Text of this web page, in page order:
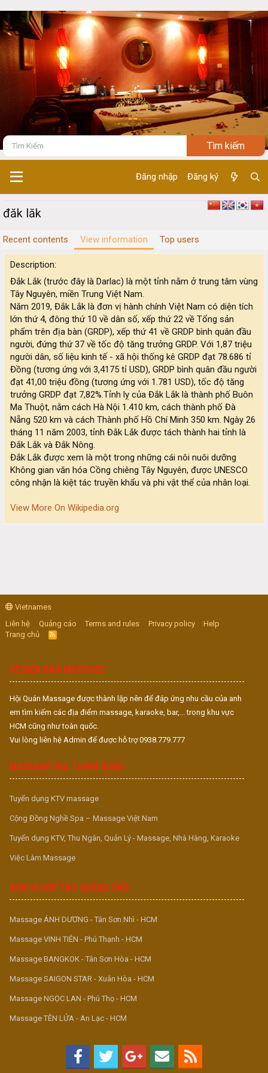
Đăng nhập Đăng ký
đăk lăk
Recent contents View information Top users
Description
Đắk Lắk (trước đây là Darlac) là một tỉnh nằm ở trung tâm vùng
Tây Nguyên, miền Trung Việt Nam.
Năm 2019, Đắk Lắk là đơn vị hành chính Việt Nam có diện tích
lớn thứ 4, đông thứ 10 về dân số, xếp thứ 22 về Tổng sản
phẩm trên địa bàn (GRDP), xếp thứ 41 về GRDP bình quân đầu
người, đứng thứ 37 về tốc độ tăng trưởng GRDP. Với 1,87 triệu
người dân, số liệu kinh tế - xã hội thống kê GRDP đạt 78.686 tỉ
Đồng (tương ứng với 3,4175 tỉ USD), GRDP bình quân đầu người
đạt 41,00 triệu đồng (tương ứng với 1.781 USD), tốc độ tăng
trưởng GRDP đạt 7,82%.Tỉnh lỵ của Đắk Lắk là thành phố Buôn
Ma Thuột, nằm cách Hà Nội 1.410 km, cách thành phố Đà
Nẵng 520 km và cách Thành phố Hồ Chí Minh 350 km. Ngày 26
tháng 11 năm 2003, tỉnh Đắk Lắk được tách thành hai tỉnh là
Đắk Lắk và Đắk Nông.
Đắk Lắk được xem là một trong những cái nôi nuôi dưỡng
Không gian văn hóa Cồng chiêng Tây Nguyên, được UNESCO
công nhận là kiệt tác truyền khẩu và phi vật thể của nhân loại.
View More On Wikipedia.org
Vietnames
Liên hệ
Quảng cáo Terms and rules Privacy policy
Help
Trang chủ
R
S
VỀ DIỄN ĐÀN MASSAGE
Hội Quán Massage được thành lập nên để đáp ứng nhu cầu của anh
em tìm kiếm các địa điểm massage, karaoke, bar,... trong khu vực
HCM cũng như toàn quốc.
Vui lòng liên hệ Admin để được hỗ trợ 0938.779.777
MASSAGE VUA TUYỂN DỤNG
Tuyển dụng KTV massage
Cộng Đồng Nghề Spa – Massage Việt Nam
Tuyển dụng KTV, Thu Ngân, Quản Lý - Massage, Nhà Hàng, Karaoke
Việc Làm Massage
ĐƠN VỊ HỢP TÁC QUẢNG CÁO
Massage ÁNH DƯƠNG - Tân Sơn Nhì - HCM
Massage VINH TIÊN - Phú Thạnh - HCM
Massage BANGKOK - Tân Sơn Hòa - HCM
Massage SAIGON STAR - Xuân Hòa - HCM
Massage NGỌC LAN - Phú Thọ - HCM
Massage TÊN LỬA - An Lạc - HCM